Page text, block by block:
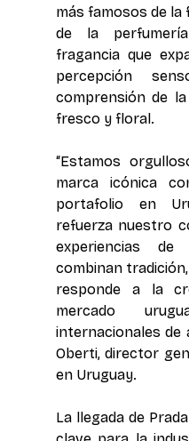
más famosos de la
de la
fragancia que
percepción
comprensión de
fresco y floral.
“Estamos
marca icónica
portafolio en
refuerza nuestro
experiencias
combinan
responde a la
mercado
internacionales de
Oberti, director
en Uruguay.
La llegada de